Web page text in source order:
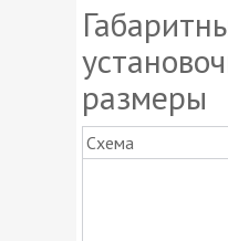
размеры
Схема